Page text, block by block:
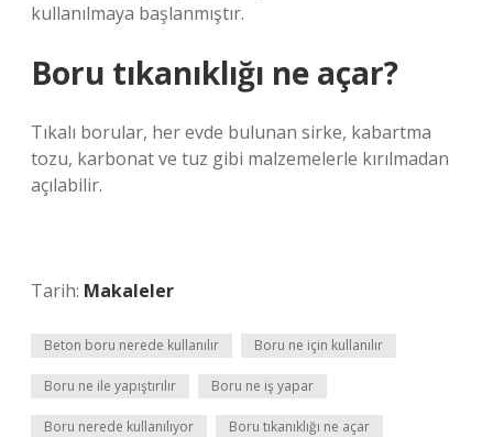
kullanılmaya başlanmıştır.
Boru tıkanıklığı ne açar?
Tıkalı borular, her evde bulunan sirke, kabartma
tozu, karbonat ve tuz gibi malzemelerle kırılmadan
açılabilir.
Tarih: Makaleler
Beton boru nerede kullanılır Boru ne için kullanılır
Boru ne ile yapıştırılır Boru ne iş yapar
Boru nerede kullanılıyor Boru tıkanıklığı ne açar